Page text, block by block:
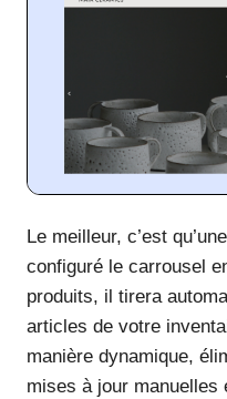
Le meilleur, c’est
configuré le carrousel
produits, il tirera
articles de votre
manière dynamique,
mises à jour manuelles